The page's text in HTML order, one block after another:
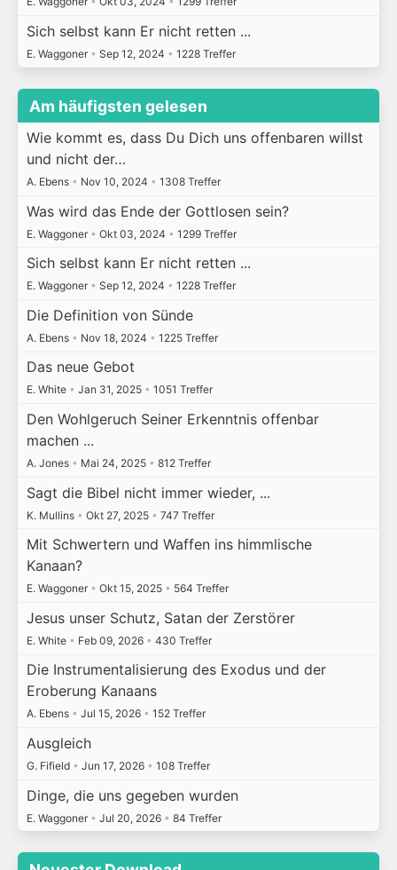
Sich selbst kann Er nicht retten ...
E. Waggoner • Sep 12, 2024 • 1228 Treffer
Am häufigsten gelesen
Wie kommt es, dass Du Dich uns offenbaren willst
und nicht der…
A. Ebens • Nov 10, 2024 • 1308 Treffer
Was wird das Ende der Gottlosen sein?
E. Waggoner • Okt 03, 2024 • 1299 Treffer
Sich selbst kann Er nicht retten ...
E. Waggoner • Sep 12, 2024 • 1228 Treffer
Die Definition von Sünde
A. Ebens • Nov 18, 2024 • 1225 Treffer
Das neue Gebot
E. White • Jan 31, 2025 • 1051 Treffer
Den Wohlgeruch Seiner Erkenntnis offenbar
machen ...
A. Jones • Mai 24, 2025 • 812 Treffer
Sagt die Bibel nicht immer wieder, ...
K. Mullins • Okt 27, 2025 • 747 Treffer
Mit Schwertern und Waffen ins himmlische
Kanaan?
E. Waggoner • Okt 15, 2025 • 564 Treffer
Jesus unser Schutz, Satan der Zerstörer
E. White • Feb 09, 2026 • 430 Treffer
Die Instrumentalisierung des Exodus und der
Eroberung Kanaans
A. Ebens • Jul 15, 2026 • 152 Treffer
Ausgleich
G. Fifield • Jun 17, 2026 • 108 Treffer
Dinge, die uns gegeben wurden
E. Waggoner • Jul 20, 2026 • 84 Treffer